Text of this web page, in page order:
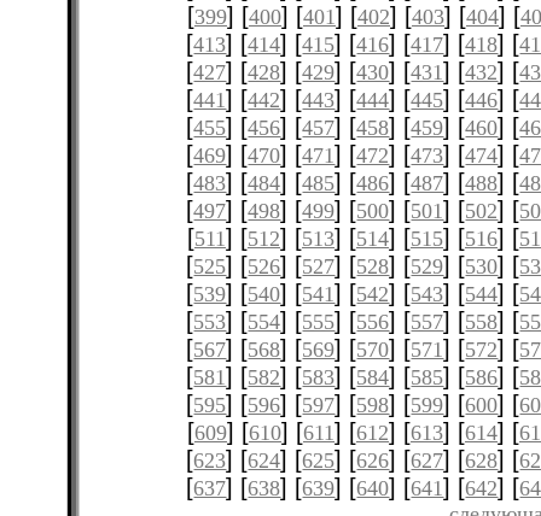
[399] [400] [401] [402] [403] [404] [
[413] [414] [415] [416] [417] [418] [
[427] [428] [429] [430] [431] [432] [
[441] [442] [443] [444] [445] [446] [
[455] [456] [457] [458] [459] [460] [
[469] [470] [471] [472] [473] [474] [
[483] [484] [485] [486] [487] [488] [
[497] [498] [499] [500] [501] [502] [
[511] [512] [513] [514] [515] [516] [
[525] [526] [527] [528] [529] [530] [
[539] [540] [541] [542] [543] [544] [
[553] [554] [555] [556] [557] [558] [
[567] [568] [569] [570] [571] [572] [
[581] [582] [583] [584] [585] [586] [
[595] [596] [597] [598] [599] [600] [
[609] [610] [611] [612] [613] [614] [
[623] [624] [625] [626] [627] [628] [
[637] [638] [639] [640] [641] [642] [